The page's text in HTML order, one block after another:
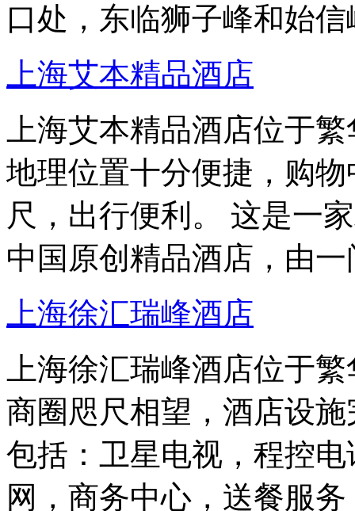
口处，东临狮子峰和始信
上海艾本精品酒店
上海艾本精品酒店位于
地理位置十分便捷，购
尺，出行便利。 这是一
中国原创精品酒店，由
上海徐汇瑞峰酒店
上海徐汇瑞峰酒店位于
商圈咫尺相望，酒店设
包括：卫星电视，程控
网，商务中心，送餐服